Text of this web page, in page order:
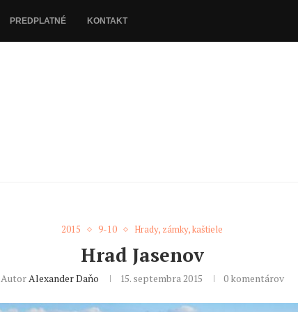
PREDPLATNÉ KONTAKT
2015 9-10 Hrady, zámky, kaštiele
Hrad Jasenov
AutorAlexander Daňo 15. septembra 2015 0 komentárov